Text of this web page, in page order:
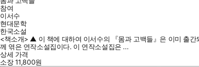
참여
이서수
현대문학
한국소설
<책소개> ▲ 이 책에 대하여 이서수의 『몸과 고백들』은 이미 출간
께 엮은 연작소설집이다. 이 연작소설집은 ...
상세 가격
소장11,800원